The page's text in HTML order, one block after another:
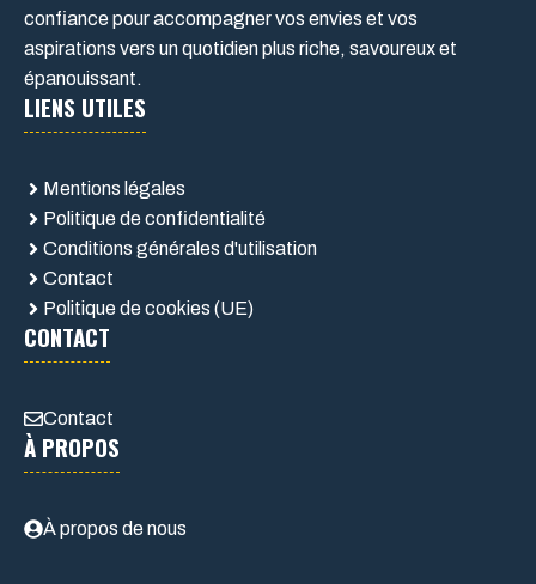
confiance pour accompagner vos envies et vos
aspirations vers un quotidien plus riche, savoureux et
épanouissant.
LIENS UTILES
Mentions légales
Politique de confidentialité
Conditions générales d'utilisation
Contact
Politique de cookies (UE)
CONTACT
Contact
À PROPOS
À propos de nous